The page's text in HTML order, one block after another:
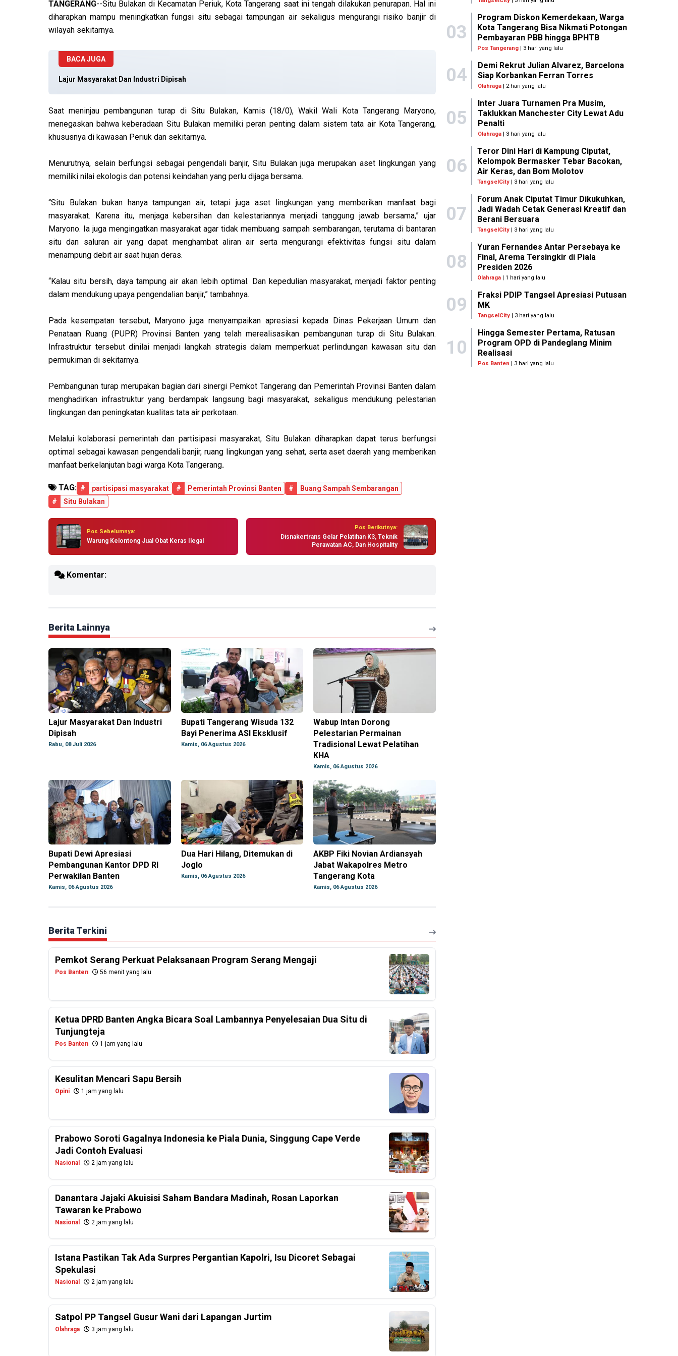
TANGERANG--Situ Bulakan di Kecamatan Periuk, Kota Tangerang saat ini tengah dilakukan penurapan. Hal ini
diharapkan mampu meningkatkan fungsi situ sebagai tampungan air sekaligus mengurangi risiko banjir di
wilayah sekitarnya.
BACA JUGA
Lajur Masyarakat Dan Industri Dipisah
Saat meninjau pembangunan turap di Situ Bulakan, Kamis (18/0), Wakil Wali Kota Tangerang Maryono,
menegaskan bahwa keberadaan Situ Bulakan memiliki peran penting dalam sistem tata air Kota Tangerang,
khususnya di kawasan Periuk dan sekitarnya.
Menurutnya, selain berfungsi sebagai pengendali banjir, Situ Bulakan juga merupakan aset lingkungan yang
memiliki nilai ekologis dan potensi keindahan yang perlu dijaga bersama.
“Situ Bulakan bukan hanya tampungan air, tetapi juga aset lingkungan yang memberikan manfaat bagi
masyarakat. Karena itu, menjaga kebersihan dan kelestariannya menjadi tanggung jawab bersama,” ujar
Maryono. Ia juga mengingatkan masyarakat agar tidak membuang sampah sembarangan, terutama di bantaran
situ dan saluran air yang dapat menghambat aliran air serta mengurangi efektivitas fungsi situ dalam
menampung debit air saat hujan deras.
“Kalau situ bersih, daya tampung air akan lebih optimal. Dan kepedulian masyarakat, menjadi faktor penting
dalam mendukung upaya pengendalian banjir,” tambahnya.
Pada kesempatan tersebut, Maryono juga menyampaikan apresiasi kepada Dinas Pekerjaan Umum dan
Penataan Ruang (PUPR) Provinsi Banten yang telah merealisasikan pembangunan turap di Situ Bulakan.
Infrastruktur tersebut dinilai menjadi langkah strategis dalam memperkuat perlindungan kawasan situ dan
permukiman di sekitarnya.
Pembangunan turap merupakan bagian dari sinergi Pemkot Tangerang dan Pemerintah Provinsi Banten dalam
menghadirkan infrastruktur yang berdampak langsung bagi masyarakat, sekaligus mendukung pelestarian
lingkungan dan peningkatan kualitas tata air perkotaan.
Melalui kolaborasi pemerintah dan partisipasi masyarakat, Situ Bulakan diharapkan dapat terus berfungsi
optimal sebagai kawasan pengendali banjir, ruang lingkungan yang sehat, serta aset daerah yang memberikan
manfaat berkelanjutan bagi warga Kota Tangerang.
TAG: # partisipasi masyarakat # Pemerintah Provinsi Banten #
Buang Sampah Sembarangan
#
Situ Bulakan
Pos Sebelumnya:
Warung Kelontong Jual Obat Keras Ilegal
Pos Berikutnya:
Disnakertrans Gelar Pelatihan K3, Teknik
Perawatan AC, Dan Hospitality
Komentar:
Berita Lainnya
Lajur Masyarakat Dan Industri
Dipisah
Rabu, 08 Juli 2026
Bupati Tangerang Wisuda 132
Bayi Penerima ASI Eksklusif
Kamis, 06 Agustus 2026
Wabup Intan Dorong
Pelestarian Permainan
Tradisional Lewat Pelatihan
KHA
Kamis, 06 Agustus 2026
Bupati Dewi Apresiasi
Pembangunan Kantor DPD RI
Perwakilan Banten
Kamis, 06 Agustus 2026
Dua Hari Hilang, Ditemukan di
Joglo
Kamis, 06 Agustus 2026
AKBP Fiki Novian Ardiansyah
Jabat Wakapolres Metro
Tangerang Kota
Kamis, 06 Agustus 2026
Berita Terkini
Pemkot Serang Perkuat Pelaksanaan Program Serang Mengaji
Pos Banten 56 menit yang lalu
Ketua DPRD Banten Angka Bicara Soal Lambannya Penyelesaian Dua Situ di
Tunjungteja
Pos Banten 1 jam yang lalu
Kesulitan Mencari Sapu Bersih
Opini 1 jam yang lalu
Prabowo Soroti Gagalnya Indonesia ke Piala Dunia, Singgung Cape Verde
Jadi Contoh Evaluasi
Nasional 2 jam yang lalu
Danantara Jajaki Akuisisi Saham Bandara Madinah, Rosan Laporkan
Tawaran ke Prabowo
Nasional 2 jam yang lalu
Istana Pastikan Tak Ada Surpres Pergantian Kapolri, Isu Dicoret Sebagai
Spekulasi
Nasional 2 jam yang lalu
Satpol PP Tangsel Gusur Wani dari Lapangan Jurtim
Olahraga 3 jam yang lalu
03
Program Diskon Kemerdekaan, Warga
Kota Tangerang Bisa Nikmati Potongan
Pembayaran PBB hingga BPHTB
Pos Tangerang | 3 hari yang lalu
04
Demi Rekrut Julian Alvarez, Barcelona
Siap Korbankan Ferran Torres
Olahraga| 2 hari yang lalu
05
Inter Juara Turnamen Pra Musim,
Taklukkan Manchester City Lewat Adu
Penalti
Olahraga| 3 hari yang lalu
06
Teror Dini Hari di Kampung Ciputat,
Kelompok Bermasker Tebar Bacokan,
Air Keras, dan Bom Molotov
TangselCity | 3 hari yang lalu
07
Forum Anak Ciputat Timur Dikukuhkan,
Jadi Wadah Cetak Generasi Kreatif dan
Berani Bersuara
TangselCity | 3 hari yang lalu
08
Yuran Fernandes Antar Persebaya ke
Final, Arema Tersingkir di Piala
Presiden 2026
Olahraga | 1 hari yang lalu
09
Fraksi PDIP Tangsel Apresiasi Putusan
MK
TangselCity| 3 hari yang lalu
10
Hingga Semester Pertama, Ratusan
Program OPD di Pandeglang Minim
Realisasi
Pos Banten | 3 hari yang lalu